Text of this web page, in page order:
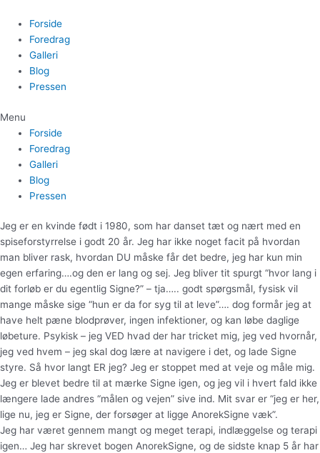
indholdet
Forside
Foredrag
Galleri
Blog
Pressen
Menu
Forside
Foredrag
Galleri
Blog
Pressen
Jeg er en kvinde født i 1980, som har danset tæt og nært med en
spiseforstyrrelse i godt 20 år. Jeg har ikke noget facit på hvordan
man bliver rask, hvordan DU måske får det bedre, jeg har kun min
egen erfaring….og den er lang og sej. Jeg bliver tit spurgt “hvor lang i
dit forløb er du egentlig Signe?” – tja….. godt spørgsmål, fysisk vil
mange måske sige “hun er da for syg til at leve”…. dog formår jeg at
have helt pæne blodprøver, ingen infektioner, og kan løbe daglige
løbeture. Psykisk – jeg VED hvad der har tricket mig, jeg ved hvornår,
jeg ved hvem – jeg skal dog lære at navigere i det, og lade Signe
styre. Så hvor langt ER jeg? Jeg er stoppet med at veje og måle mig.
Jeg er blevet bedre til at mærke Signe igen, og jeg vil i hvert fald ikke
længere lade andres “målen og vejen” sive ind. Mit svar er “jeg er her,
lige nu, jeg er Signe, der forsøger at ligge AnorekSigne væk”.
Jeg har været gennem mangt og meget terapi, indlæggelse og terapi
igen… Jeg har skrevet bogen AnorekSigne, og de sidste knap 5 år har